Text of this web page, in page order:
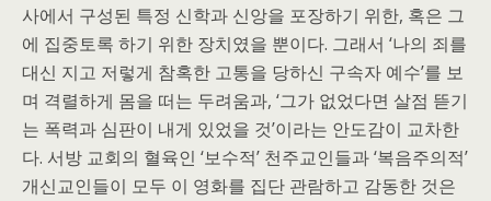
사에서 구성된 특정 신학과 신앙을 포장하기 위한, 혹은 그
에 집중토록 하기 위한 장치였을 뿐이다. 그래서 ‘나의 죄를
대신 지고 저렇게 참혹한 고통을 당하신 구속자 예수’를 보
며 격렬하게 몸을 떠는 두려움과, ‘그가 없었다면 살점 뜯기
는 폭력과 심판이 내게 있었을 것’이라는 안도감이 교차한
다. 서방 교회의 혈육인 ‘보수적’ 천주교인들과 ‘복음주의적’
개신교인들이 모두 이 영화를 집단 관람하고 감동한 것은